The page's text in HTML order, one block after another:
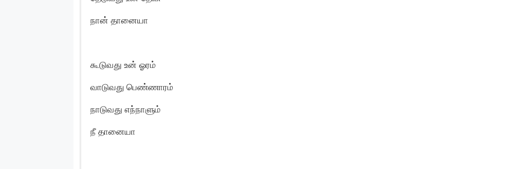
நான் தானையா
கூடுவது உன் ஓரம்
வாடுவது பெண்ணாரம்
நாடுவது எந்நாளும்
நீ தானையா